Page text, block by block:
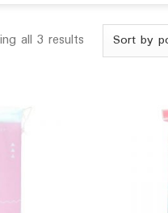
all 3 results